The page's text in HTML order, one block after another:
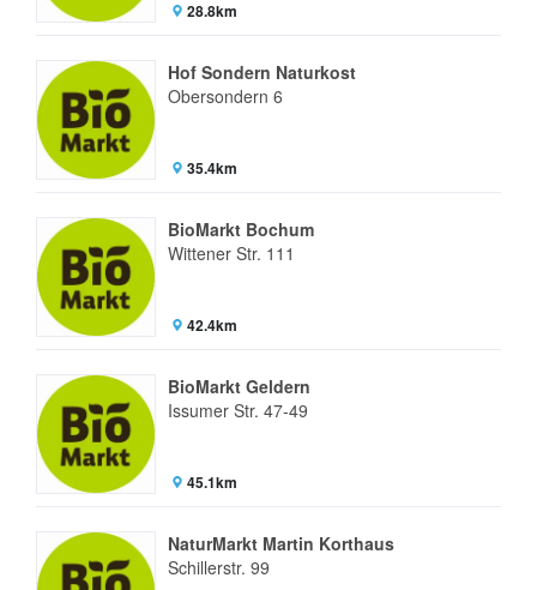
28.8km
Hof Sondern Naturkost
Obersondern 6
35.4km
BioMarkt Bochum
Wittener Str. 111
42.4km
BioMarkt Geldern
Issumer Str. 47-49
45.1km
NaturMarkt Martin Korthaus
Schillerstr. 99